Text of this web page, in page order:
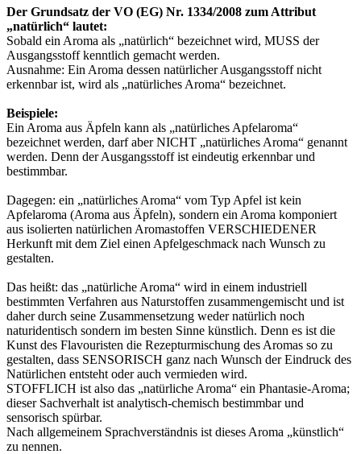
Der Grundsatz der VO (EG) Nr. 1334/2008 zum Attribut
„natürlich“ lautet:
Sobald ein Aroma als „natürlich“ bezeichnet wird, MUSS der
Ausgangsstoff kenntlich gemacht werden.
Ausnahme: Ein Aroma dessen natürlicher Ausgangsstoff nicht
erkennbar ist, wird als „natürliches Aroma“ bezeichnet.
Beispiele:
Ein Aroma aus Äpfeln kann als „natürliches Apfelaroma“
bezeichnet werden, darf aber NICHT „natürliches Aroma“ genannt
werden. Denn der Ausgangsstoff ist eindeutig erkennbar und
bestimmbar.
Dagegen: ein „natürliches Aroma“ vom Typ Apfel ist kein
Apfelaroma (Aroma aus Äpfeln), sondern ein Aroma komponiert
aus isolierten natürlichen Aromastoffen VERSCHIEDENER
Herkunft mit dem Ziel einen Apfelgeschmack nach Wunsch zu
gestalten.
Das heißt: das „natürliche Aroma“ wird in einem industriell
bestimmten Verfahren aus Naturstoffen zusammengemischt und ist
daher durch seine Zusammensetzung weder natürlich noch
naturidentisch sondern im besten Sinne künstlich. Denn es ist die
Kunst des Flavouristen die Rezepturmischung des Aromas so zu
gestalten, dass SENSORISCH ganz nach Wunsch der Eindruck des
Natürlichen entsteht oder auch vermieden wird.
STOFFLICH ist also das „natürliche Aroma“ ein Phantasie-Aroma;
dieser Sachverhalt ist analytisch-chemisch bestimmbar und
sensorisch spürbar.
Nach allgemeinem Sprachverständnis ist dieses Aroma „künstlich“
zu nennen.